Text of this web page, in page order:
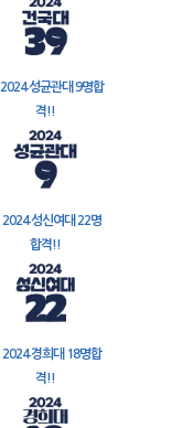
2024 성균관대 9명합
격!!
2024 성신여대 22명
합격!!
2024 경희대 18명합
격!!